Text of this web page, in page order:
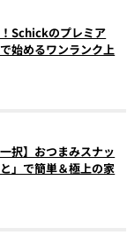
Schickのプレミア
始めるワンランク上
択】おつまみスナッ
」で簡単＆極上の家